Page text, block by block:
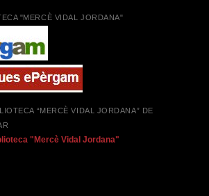
"MERCÈ VIDAL JORDANA"
“MERCÈ VIDAL JORDANA” DE
"Mercè Vidal Jordana"